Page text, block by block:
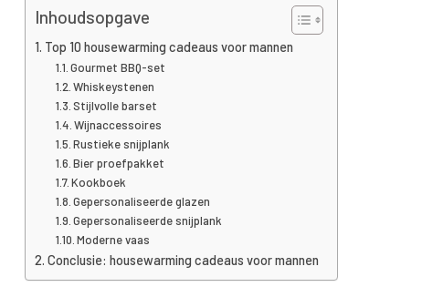
Inhoudsopgave
Top 10 housewarming cadeaus voor mannen
Gourmet BBQ-set
Whiskeystenen
Stijlvolle barset
Wijnaccessoires
Rustieke snijplank
Bier proefpakket
Kookboek
Gepersonaliseerde glazen
Gepersonaliseerde snijplank
Moderne vaas
Conclusie: housewarming cadeaus voor mannen